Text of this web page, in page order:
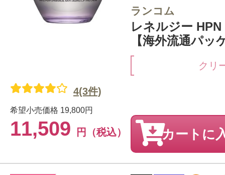
ランコム
レネルジー
【海外流通パッ
クリ
希望小売価格 19,800円
11,509 円（税込）
4(3件)
カートに